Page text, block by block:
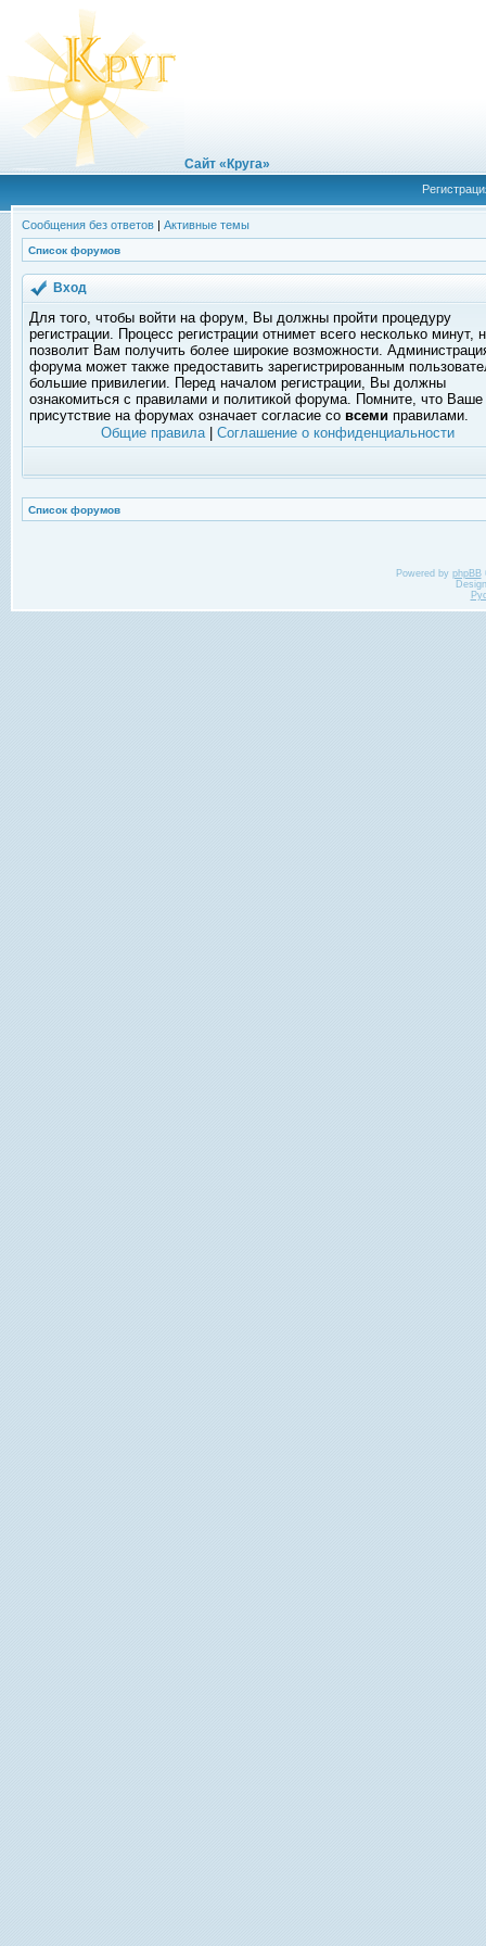
Сайт «Круга»
Сообщения без ответов | Активные темы
Список форумов
Вход
Для того, чтобы войти на форум, Вы должны пройти процедуру
регистрации. Процесс регистрации отнимет всего несколько минут,
позволит Вам получить более широкие возможности.
форума может также предоставить зарегистрированным
большие привилегии. Перед началом регистрации, Вы должны
ознакомиться с правилами и политикой форума. Помните, что Ваше
присутствие на форумах означает согласие со всеми правилами.
Общие правила| Соглашение о конфиденциальности
Список форумов
Powered by phpBB